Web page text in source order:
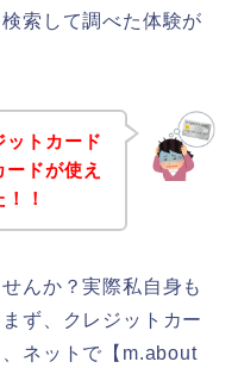
索して調べた体験が
トカード
ドが使え
！
んか？実際私自身も
ず、クレジットカー
ネットで【m.about